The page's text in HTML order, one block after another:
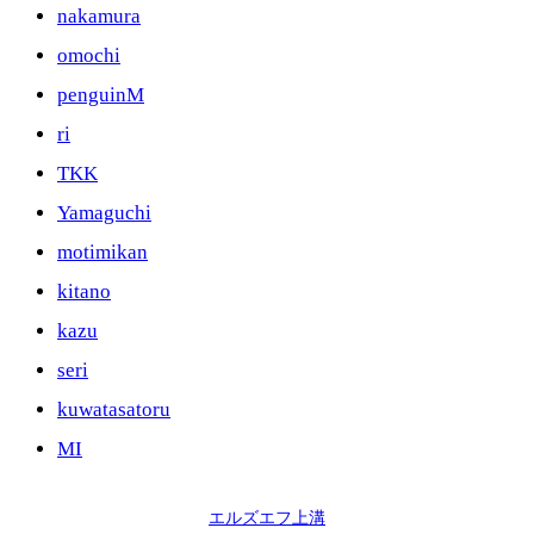
nakamura
omochi
penguinM
ri
TKK
Yamaguchi
motimikan
kitano
kazu
seri
kuwatasatoru
MI
エルズエフ上溝